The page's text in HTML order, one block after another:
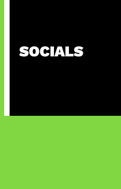
SOCIALS